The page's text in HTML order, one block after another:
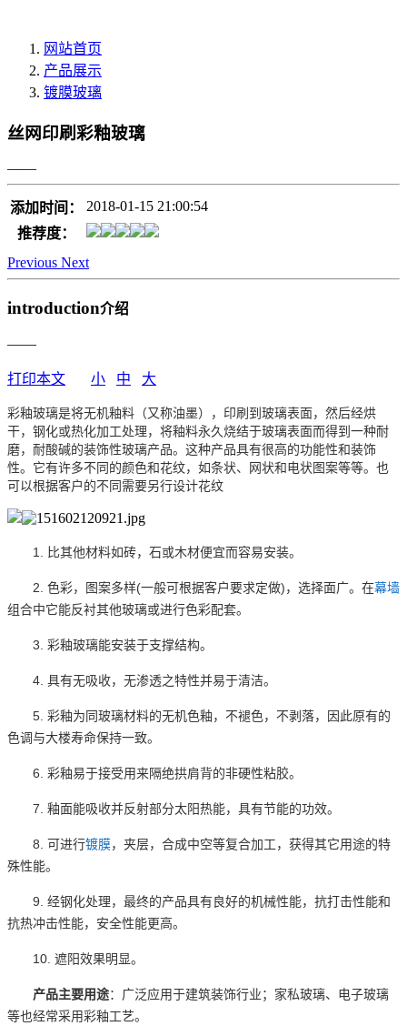
网站首页
产品展示
镀膜玻璃
丝网印刷彩釉玻璃
——
添加时间：
2018-01-15 21:00:54
推荐度：
Previous Next
introduction介绍
——
打印本文 小 中 大
彩釉玻璃是将无机釉料（又称油墨），印刷到玻璃表面，然后经烘
干，钢化或热化加工处理，将釉料永久烧结于玻璃表面而得到一种耐
磨，耐酸碱的装饰性玻璃产品。这种产品具有很高的功能性和装饰
性。它有许多不同的颜色和花纹，如条状、网状和电状图案等等。也
可以根据客户的不同需要另行设计花纹
1. 比其他材料如砖，石或木材便宜而容易安装。
2. 色彩，图案多样(一般可根据客户要求定做)，选择面广。在幕墙
组合中它能反衬其他玻璃或进行色彩配套。
3. 彩釉玻璃能安装于支撑结构。
4. 具有无吸收，无渗透之特性并易于清洁。
5. 彩釉为同玻璃材料的无机色釉，不褪色，不剥落，因此原有的
色调与大楼寿命保持一致。
6. 彩釉易于接受用来隔绝拱肩背的非硬性粘胶。
7. 釉面能吸收并反射部分太阳热能，具有节能的功效。
8. 可进行镀膜，夹层，合成中空等复合加工，获得其它用途的特
殊性能。
9. 经钢化处理，最终的产品具有良好的机械性能，抗打击性能和
抗热冲击性能，安全性能更高。
10. 遮阳效果明显。
产品主要用途：广泛应用于建筑装饰行业；家私玻璃、电子玻璃
等也经常采用彩釉工艺。